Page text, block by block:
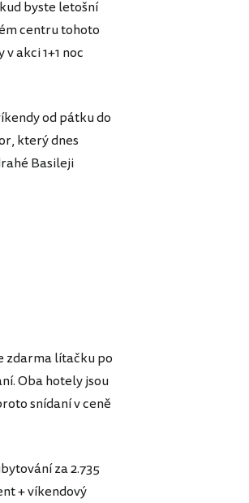
byste letošní
centru tohoto
akci 1+1 noc
od pátku do
který dnes
Basileji
zdarma lítačku po
Oba hotely jsou
snídaní v ceně
za 2.735
+ víkendový